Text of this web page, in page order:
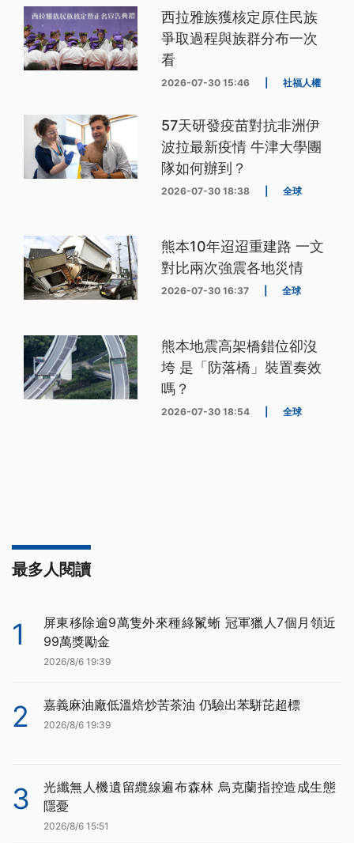
西拉雅族獲核定原住民族
爭取過程與族群分布一次
看
2026-07-30 15:46 社福人權
57天研發疫苗對抗非洲伊
波拉最新疫情 牛津大學團
隊如何辦到？
2026-07-30 18:38 全球
熊本10年迢迢重建路 一文
對比兩次強震各地災情
2026-07-30 16:37 全球
熊本地震高架橋錯位卻沒
垮 是「防落橋」裝置奏效
嗎？
2026-07-30 18:54 全球
最多人閱讀
1
屏東移除逾9萬隻外來種綠鬣蜥 冠軍獵人7個月領近
99萬獎勵金
2026/8/6 19:39
2 嘉義麻油廠低溫焙炒苦茶油 仍驗出苯駢芘超標
2026/8/6 19:39
3
光纖無人機遺留纜線遍布森林 烏克蘭指控造成生態
隱憂
2026/8/6 15:51